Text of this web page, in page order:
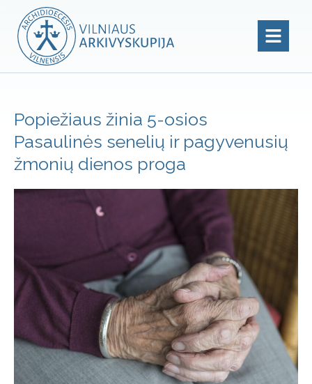
Popiežiaus žinia 5-osios
Pasaulinės senelių ir pagyvenusių
žmonių dienos proga